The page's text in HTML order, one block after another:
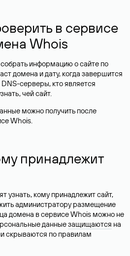
в сервисе
Whois
информацию о сайте по
домена и дату, когда завершится
серверы, кто является
чей сайт.
можно получить после
Whois.
принадлежит
узнать, кому принадлежит сайт,
администратору размещение
домена в сервисе Whois можно не
данныезащищаются на
скрываются по правилам